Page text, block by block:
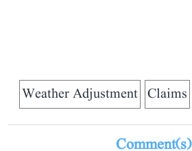
Claims
Weather Adjustment
Comment(s)